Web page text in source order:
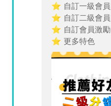
⭐ 自訂一級會員
⭐ 自訂二級會員
⭐ 自訂會員激勵
⭐ 更多特色